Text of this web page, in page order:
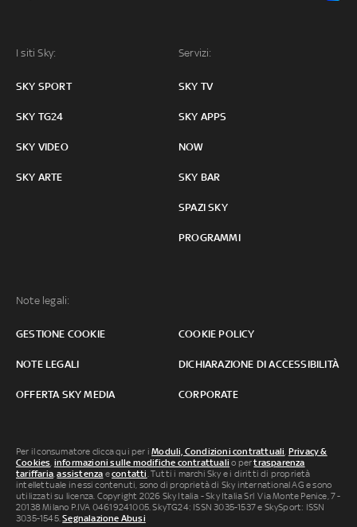
I siti Sky:
SKY SPORT
SKY TG24
SKY VIDEO
SKY ARTE
Servizi:
SKY TV
SKY APPS
NOW
SKY BAR
SPAZI SKY
PROGRAMMI
Note legali:
GESTIONE COOKIE COOKIE POLICY
NOTE LEGALI DICHIARAZIONE DI ACCESSIBILITÀ
OFFERTA SKY MEDIA CORPORATE
Per il consumatore clicca qui per iModuli, Condizioni contrattuali, Privacy &
Cookies, informazioni sulle modifiche contrattuali o pertrasparenza
tariffaria,assistenza econtatti. Tutti i marchi Sky e i diritti di proprietà
intellettuale in essi contenuti, sono di proprietà di Sky international AG e sono
utilizzati su licenza. Copyright 2026 Sky Italia - Sky Italia Srl Via Monte Penice, 7 -
20138 Milano P.IVA 04619241005. SkyTG24: ISSN 3035-1537 e SkySport: ISSN
3035-1545.Segnalazione Abusi